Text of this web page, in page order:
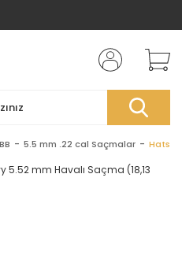
5.5 mm .22 cal Saçmalar